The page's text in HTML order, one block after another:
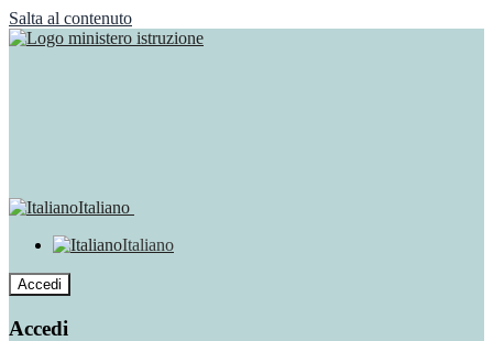
Salta al contenuto
Italiano
Italiano
Accedi
Accedi